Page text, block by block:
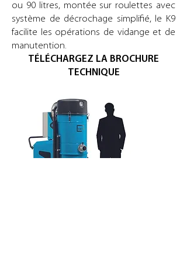
ou 90 litres, montée sur roulettes avec
système de décrochage simplifié, le K9
facilite les opérations de vidange et de
manutention.
TÉLÉCHARGEZ LA BROCHURE
TECHNIQUE